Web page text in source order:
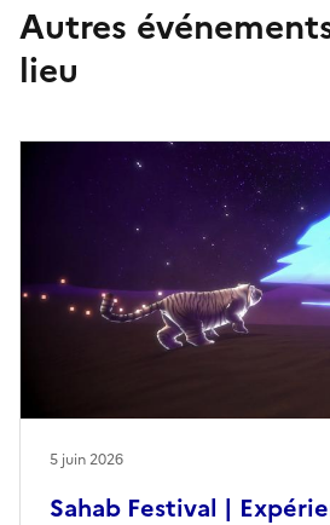
de solidarités artistiques, affirmant la
résistance à l’effacement, et
Autres
lieu
Sahab Festival |
5 juin 2026